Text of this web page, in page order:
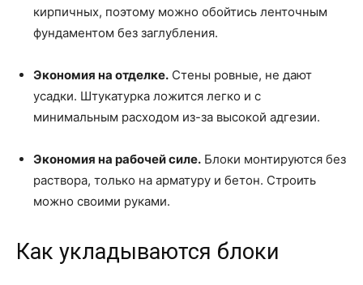
кирпичных, поэтому можно обойтись ленточным
фундаментом без заглубления.
Экономия на отделке. Стены ровные, не дают
усадки. Штукатурка ложится легко и с
минимальным расходом из-за высокой адгезии.
Экономия на рабочей силе. Блоки монтируются без
раствора, только на арматуру и бетон. Строить
можно своими руками.
Как укладываются блоки